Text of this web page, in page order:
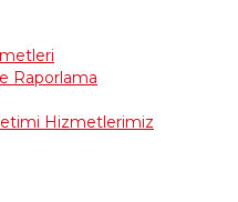
Raporlama
Hizmetlerimiz